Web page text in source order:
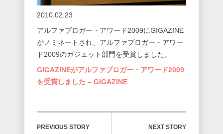
2010.02.23
アルファブロガー・アワード2009にGIGAZINE
がノミネートされ、アルファブロガー・アワー
ド2009のガジェット部門を受賞しました。
GIGAZINEがアルファブロガー・アワード2009
を受賞しました – GIGAZINE
PREVIOUS STORY NEXT STORY